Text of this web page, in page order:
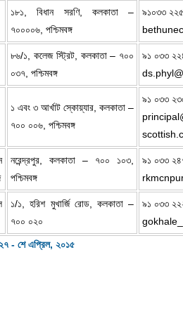
১৮১, বিধান সরণি, কলকাতা –
৭০০০০৬, পশ্চিমবঙ্গ
৯১০৩৩
৮৬/১, কলেজ স্ট্রিট, কলকাতা – ৭০০
০৩৭, পশ্চিমবঙ্গ
৯১ ০৩৩
১ এবং ৩ আর্খাট স্কোয়্যার, কলকাতা –
৭০০ ০০৬, পশ্চিমবঙ্গ
৯১ ০৩৩
নরেন্দ্রপুর, কলকাতা – ৭০০ ১০৩,
পশ্চিমবঙ্গ
৯১ ০৩৩
১/১, হরিশ মুখার্জি রোড, কলকাতা –
৭০০ ০২০
৯১ ০৩৩
- শে এপ্রিল, ২০১৫